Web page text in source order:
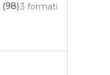
3 formati
98